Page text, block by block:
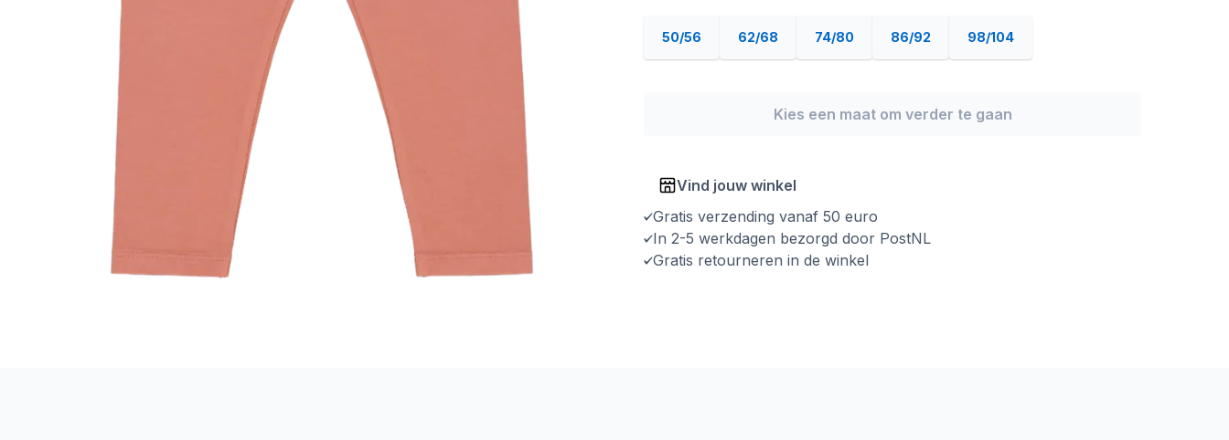
50/56 62/68 74/80 86/92 98/104
Kies een maat om verder te gaan
Vind jouw winkel
Gratis verzending vanaf 50 euro
In 2-5 werkdagen bezorgd door PostNL
Gratis retourneren in de winkel